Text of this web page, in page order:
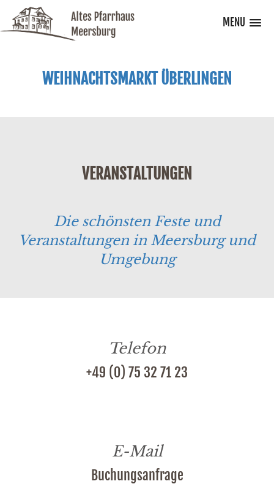
MENU
WEIHNACHTSMARKT ÜBERLINGEN
VERANSTALTUNGEN
Die schönsten Feste und
Veranstaltungen in Meersburg und
Umgebung
Telefon
+49 (0) 75 32 71 23
E-Mail
Buchungsanfrage